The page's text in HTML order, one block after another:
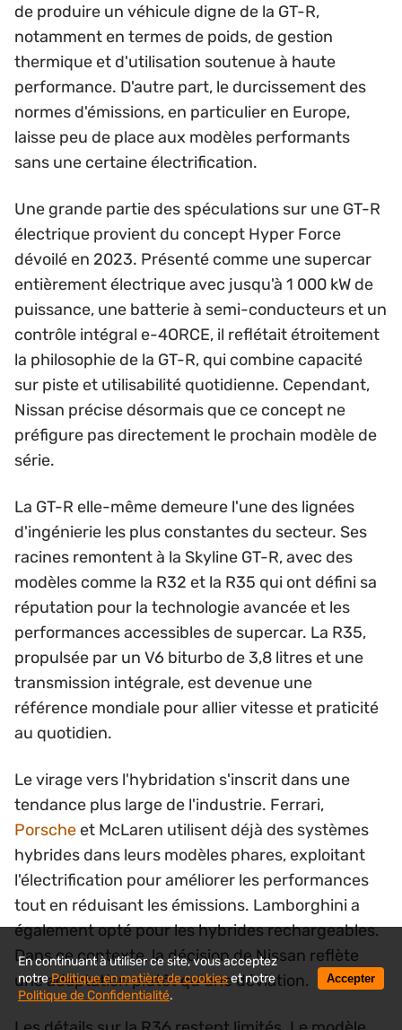
de produire un véhicule digne de la GT-R,
notamment en termes de poids, de gestion
thermique et d'utilisation soutenue à haute
performance. D'autre part, le durcissement des
normes d'émissions, en particulier en Europe,
laisse peu de place aux modèles performants
sans une certaine électrification.
Une grande partie des spéculations sur une GT-R
électrique provient du concept Hyper Force
dévoilé en 2023. Présenté comme une supercar
entièrement électrique avec jusqu'à 1 000 kW de
puissance, une batterie à semi-conducteurs et un
contrôle intégral e-4ORCE, il reflétait étroitement
la philosophie de la GT-R, qui combine capacité
sur piste et utilisabilité quotidienne. Cependant,
Nissan précise désormais que ce concept ne
préfigure pas directement le prochain modèle de
série.
La GT-R elle-même demeure l'une des lignées
d'ingénierie les plus constantes du secteur. Ses
racines remontent à la Skyline GT-R, avec des
modèles comme la R32 et la R35 qui ont défini sa
réputation pour la technologie avancée et les
performances accessibles de supercar. La R35,
propulsée par un V6 biturbo de 3,8 litres et une
transmission intégrale, est devenue une
référence mondiale pour allier vitesse et praticité
au quotidien.
Le virage vers l'hybridation s'inscrit dans une
tendance plus large de l'industrie. Ferrari,
Porscheet McLaren utilisent déjà des systèmes
hybrides dans leurs modèles phares, exploitant
l'électrification pour améliorer les performances
tout en réduisant les émissions. Lamborghini a
également opté pour les hybrides rechargeables.
Dans ce contexte, la décision de Nissan reflète
une adaptation plutôt qu'une déviation.
En continuant à utiliser ce site, vous acceptez
notrePolitique en matière de cookieset notre
Politique de Confidentialité.
Accepter